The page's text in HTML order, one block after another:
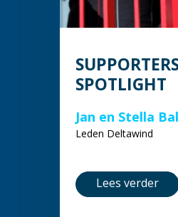
SPOTLIGHT
Jan en Stella
Leden Deltawind
Lees verder